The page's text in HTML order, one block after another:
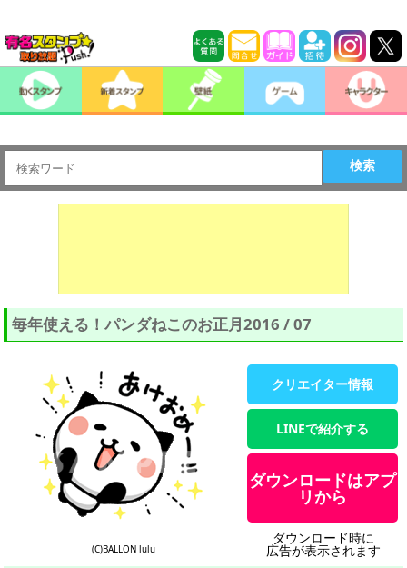
検索
毎年使える！パンダねこのお正月2016 / 07
(C)BALLON lulu
クリエイター情報
LINEで紹介する
ダウンロードはアプ
リから
ダウンロード時に
広告が表示されます